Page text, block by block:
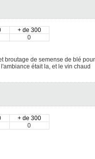
+ de 300
0
broutage de semense de blé
était la, et le vin chaud
+ de 300
0